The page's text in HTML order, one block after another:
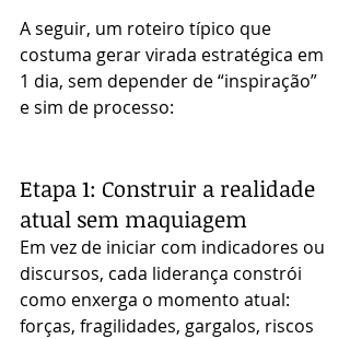
A seguir, um roteiro típico que
costuma gerar virada estratégica em
1 dia, sem depender de “inspiração”
e sim de processo:
Etapa 1: Construir a realidade
atual sem maquiagem
Em vez de iniciar com indicadores ou
discursos, cada liderança constrói
como enxerga o momento atual:
forças, fragilidades, gargalos, riscos